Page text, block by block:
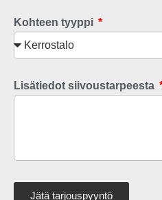
Kohteen tyyppi
Lisätiedot siivoustarpeesta
Jätä tarjouspyyntö